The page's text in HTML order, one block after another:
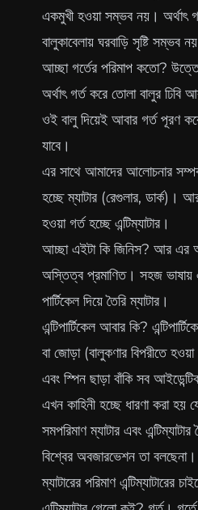
একমুখী হওয়া সম্ভব নয়। অর্থাৎ
বালুকাবেলায় ঘরবাড়ি সৃষ্টি সম্ভব
আচ্ছা গর্তের পরিমাপ কতো?
অর্থাৎ গর্ত করে তোলা বালুর ঢিবি
ওই বালু দিয়েই আবার গর্ত পূরণ
যাবে।
এর সাথে আমাদের আলোচনার
হচ্ছে ম্যাটার (রেগুলার, ডার্ক)।
হওয়া গর্ত হচ্ছে এন্টিম্যাটার।
আচ্ছা এইটা কি জিনিস? আর
অস্তিত্ব প্রমাণিত। সহজ ভাষায়
পার্টিকেল দিয়ে তৈরি ম্যাটার।
এন্টিপার্টিকেল আবার কি?
বা জোড়া (বালুকণার বিপরীতে হওয়া
এবং স্পিন ছাড়া বাঁকি সব
এখন কাহিনী হচ্ছে ধারণা করা হয়
সমপরিমাণ ম্যাটার এবং
বিশ্বের অবজারভেশন তা
ম্যাটারের পরিমাণ এন্টিম্যাটারের